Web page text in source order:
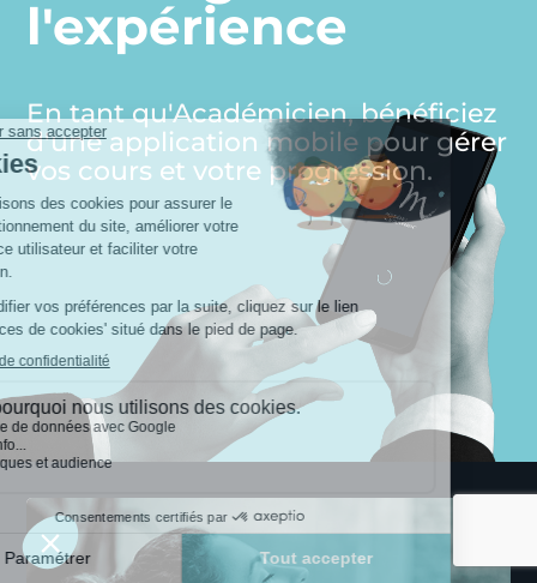
l'expérience
En tant qu'Académicien, bénéficiez
d'une application mobile pour gérer
vos cours et votre progression.